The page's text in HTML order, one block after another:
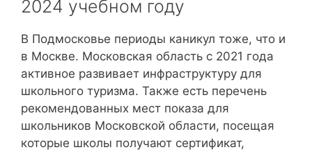
2024 учебном году
В Подмосковье периоды каникул тоже, что и
в Москве. Московская область с 2021 года
активное развивает инфраструктуру для
школьного туризма. Также есть перечень
рекомендованных мест показа для
школьников Московской области, посещая
которые школы получают сертификат,